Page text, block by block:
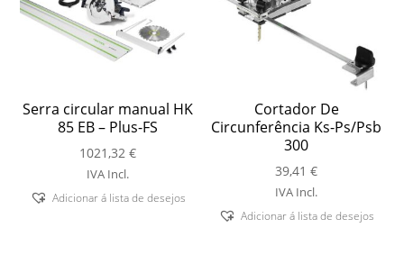
Serra circular manual HK
85 EB – Plus-FS
1021,32 €
IVA Incl.
Adicionar á lista de desejos
Cortador De
Circunferência Ks-Ps/Psb
300
39,41€
IVA Incl.
Adicionar á lista de desejos